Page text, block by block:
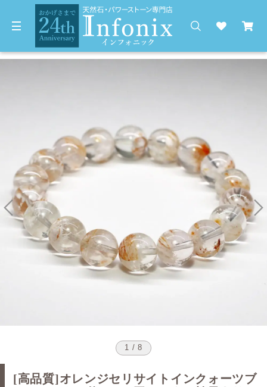
1 / 8
[高品質]オレンジセリサイトインクォーツブ